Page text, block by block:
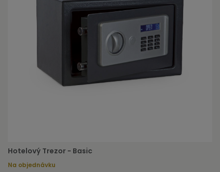
Hotelový Trezor - Basic
Na objednávku